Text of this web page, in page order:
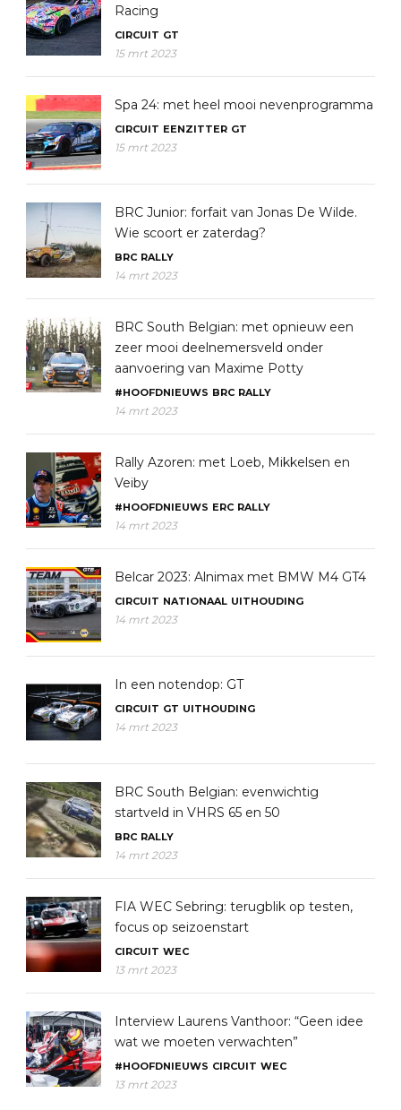
Racing
CIRCUIT GT
15 mrt 2023
Spa 24: met heel mooi nevenprogramma
CIRCUIT EENZITTER GT
15 mrt 2023
BRC Junior: forfait van Jonas De Wilde.
Wie scoort er zaterdag?
BRC RALLY
14 mrt 2023
BRC South Belgian: met opnieuw een
zeer mooi deelnemersveld onder
aanvoering van Maxime Potty
#HOOFDNIEUWS BRC RALLY
14 mrt 2023
Rally Azoren: met Loeb, Mikkelsen en
Veiby
#HOOFDNIEUWS ERC RALLY
14 mrt 2023
Belcar 2023: Alnimax met BMW M4 GT4
CIRCUIT NATIONAAL UITHOUDING
14 mrt 2023
In een notendop: GT
CIRCUIT GT UITHOUDING
14 mrt 2023
BRC South Belgian: evenwichtig
startveld in VHRS 65 en 50
BRC RALLY
14 mrt 2023
FIA WEC Sebring: terugblik op testen,
focus op seizoenstart
CIRCUIT WEC
13 mrt 2023
Interview Laurens Vanthoor: “Geen idee
wat we moeten verwachten”
#HOOFDNIEUWS CIRCUIT WEC
13 mrt 2023